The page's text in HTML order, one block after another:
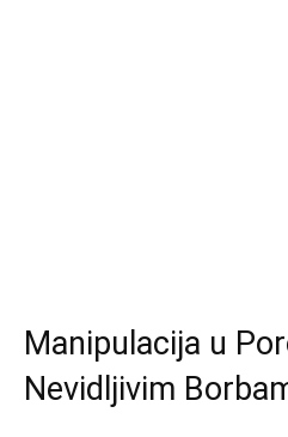
Manipulacija u
Nevidljivim